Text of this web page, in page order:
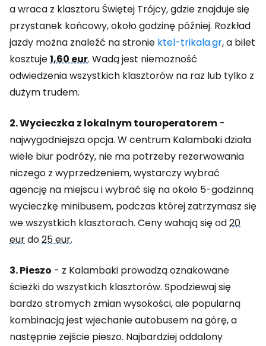
a wraca z klasztoru Świętej Trójcy, gdzie znajduje się
przystanek końcowy, około godzinę później. Rozkład
jazdy można znaleźć na stronie ktel-trikala.gr, a bilet
kosztuje1,60 eur. Wadą jest niemożność
odwiedzenia wszystkich klasztorów na raz lub tylko z
dużym trudem.
2. Wycieczka z lokalnym touroperatorem -
najwygodniejsza opcja. W centrum Kalambaki działa
wiele biur podróży, nie ma potrzeby rezerwowania
niczego z wyprzedzeniem, wystarczy wybrać
agencję na miejscu i wybrać się na około 5-godzinną
wycieczkę minibusem, podczas której zatrzymasz się
we wszystkich klasztorach. Ceny wahają się od20
eurdo25 eur.
3. Pieszo - z Kalambaki prowadzą oznakowane
ścieżki do wszystkich klasztorów. Spodziewaj się
bardzo stromych zmian wysokości, ale popularną
kombinacją jest wjechanie autobusem na górę, a
następnie zejście pieszo. Najbardziej oddalony